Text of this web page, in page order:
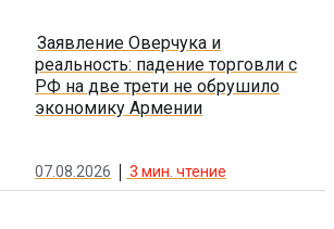
Заявление Оверчука и
реальность: падение торговли с
РФ на две трети не обрушило
экономику Армении
07.08.2026 3 мин. чтение